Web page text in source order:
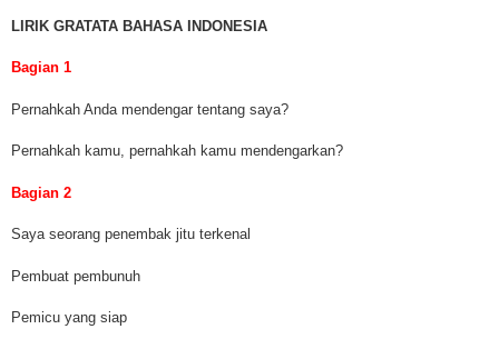
LIRIK GRATATA BAHASA INDONESIA
Bagian 1
Pernahkah Anda mendengar tentang saya?
Pernahkah kamu, pernahkah kamu mendengarkan?
Bagian 2
Saya seorang penembak jitu terkenal
Pembuat pembunuh
Pemicu yang siap